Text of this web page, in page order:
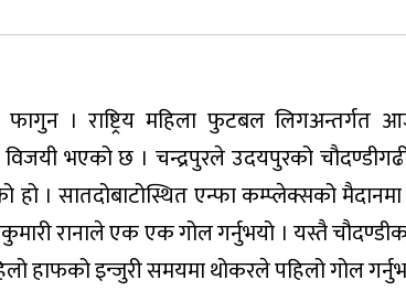
फागुन । राष्ट्रिय महिला फुटबल
भएको छ । चन्द्रपुरले उदयपुरको
हो । सातदोबाटोस्थित एन्फा कम्प्लेक्सको
रानाले एक एक गोल गर्नुभयो । यस्तै
हाफको इन्जुरी समयमा थोकरले पहिलो गोल